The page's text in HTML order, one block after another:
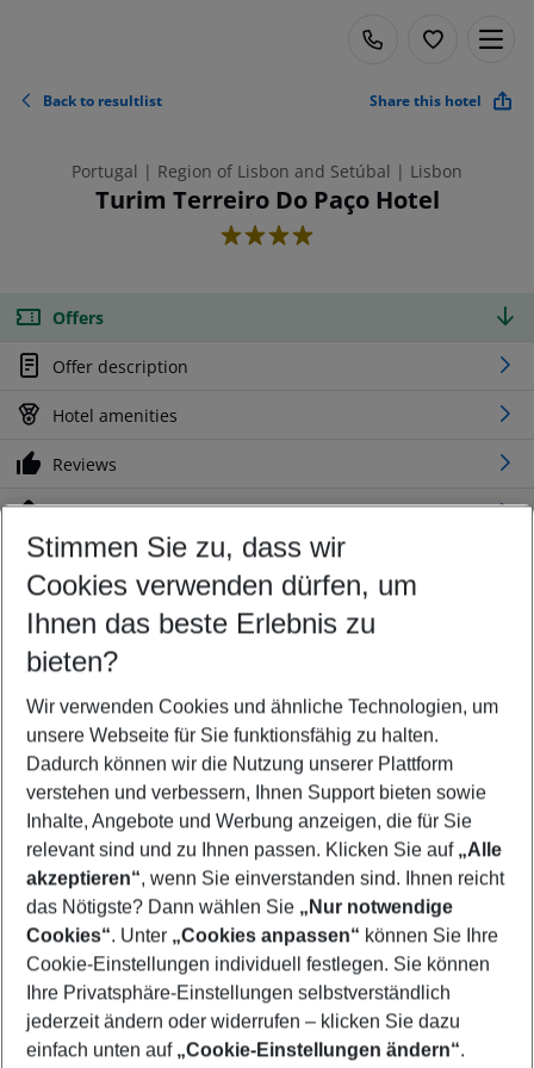
Back to resultlist Share this hotel
Portugal | Region of Lisbon and Setúbal | Lisbon
Turim Terreiro Do Paço Hotel
4
Offers
Offer description
Hotel amenities
Reviews
Location
Customize your offer
Find the perfect deal which suits your best
Your departure airport
Any airport
Select your date range
11/08/26–09/08/27 5-8 nights
Who will travel
2 adults No children
Show more filter
Footer
Footer navigation
Stimmen Sie zu, dass wir
Cookies verwenden dürfen, um
Ihnen das beste Erlebnis zu
bieten?
Wir verwenden Cookies und ähnliche Technologien, um
unsere Webseite für Sie funktionsfähig zu halten.
Dadurch können wir die Nutzung unserer Plattform
verstehen und verbessern, Ihnen Support bieten sowie
Inhalte, Angebote und Werbung anzeigen, die für Sie
relevant sind und zu Ihnen passen. Klicken Sie auf „Alle
akzeptieren“, wenn Sie einverstanden sind. Ihnen reicht
das Nötigste? Dann wählen Sie „Nur notwendige
Cookies“. Unter „Cookies anpassen“ können Sie Ihre
Cookie-Einstellungen individuell festlegen. Sie können
Ihre Privatsphäre-Einstellungen selbstverständlich
jederzeit ändern oder widerrufen – klicken Sie dazu
einfach unten auf „Cookie-Einstellungen ändern“.